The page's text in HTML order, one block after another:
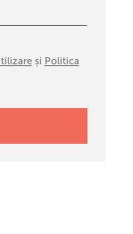
și Politica